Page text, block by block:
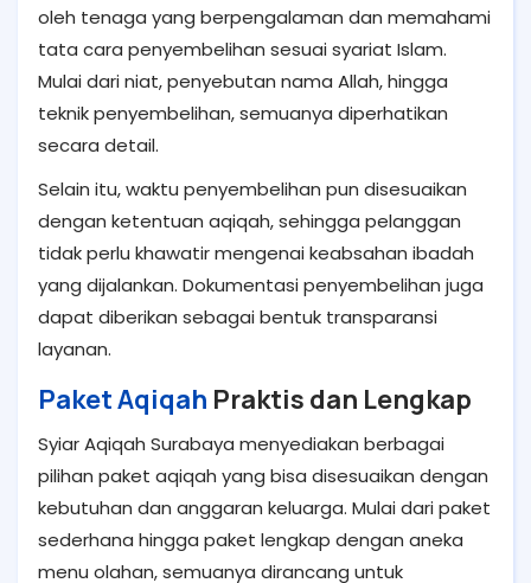
oleh tenaga yang berpengalaman dan memahami
tata cara penyembelihan sesuai syariat Islam.
Mulai dari niat, penyebutan nama Allah, hingga
teknik penyembelihan, semuanya diperhatikan
secara detail.
Selain itu, waktu penyembelihan pun disesuaikan
dengan ketentuan aqiqah, sehingga pelanggan
tidak perlu khawatir mengenai keabsahan ibadah
yang dijalankan. Dokumentasi penyembelihan juga
dapat diberikan sebagai bentuk transparansi
layanan.
Paket Aqiqah Praktis dan Lengkap
Syiar Aqiqah Surabaya menyediakan berbagai
pilihan paket aqiqah yang bisa disesuaikan dengan
kebutuhan dan anggaran keluarga. Mulai dari paket
sederhana hingga paket lengkap dengan aneka
menu olahan, semuanya dirancang untuk